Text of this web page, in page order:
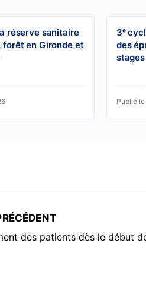
réserve sanitaire
forêt en Gironde et
3ᵉ
des
stages
Publié
des patients dès le début